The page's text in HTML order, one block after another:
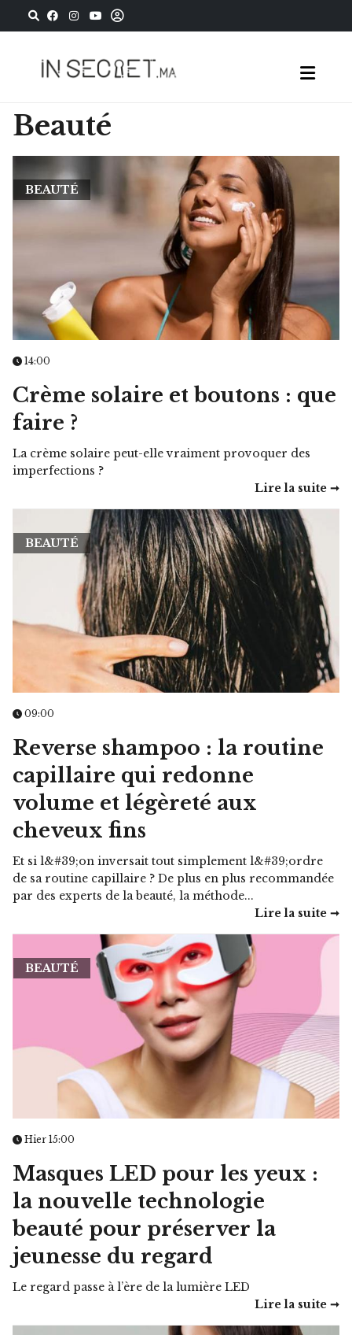
Beauté
BEAUTÉ
14:00
Crème solaire et boutons : que
faire ?
La crème solaire peut-elle vraiment provoquer des
imperfections ?
Lire la suite ➞
BEAUTÉ
09:00
Reverse shampoo : la routine
capillaire qui redonne
volume et légèreté aux
cheveux fins
Et si l&#39;on inversait tout simplement l&#39;ordre
de sa routine capillaire ? De plus en plus recommandée
par des experts de la beauté, la méthode...
Lire la suite ➞
BEAUTÉ
Hier 15:00
Masques LED pour les yeux :
la nouvelle technologie
beauté pour préserver la
jeunesse du regard
Le regard passe à l’ère de la lumière LED
Lire la suite ➞